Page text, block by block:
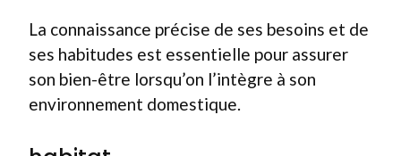
La connaissance précise de ses besoins et de
ses habitudes est essentielle pour assurer
son bien-être lorsqu’on l’intègre à son
environnement domestique.